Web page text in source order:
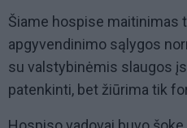
Šiame hospise maitinimas
apgyvendinimo sąlygos
su valstybinėmis slaugos
patenkinti, bet žiūrima tik